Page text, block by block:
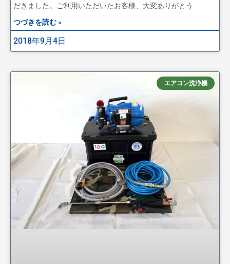
だきました。ご利用いただいたお客様、大変ありがとう
つづきを読む »
2018年9月4日
エアコン洗浄機